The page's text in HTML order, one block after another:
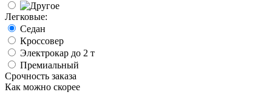
Легковые:
Седан
Кроссовер
Электрокар до 2 т
Премиальный
Срочность заказа
Как можно скорее